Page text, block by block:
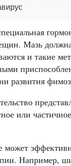
Мазь должна
и такие
развития
или
Например,